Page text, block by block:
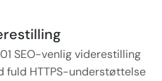
SEO-venlig viderestilling
fuld HTTPS-understøttelse